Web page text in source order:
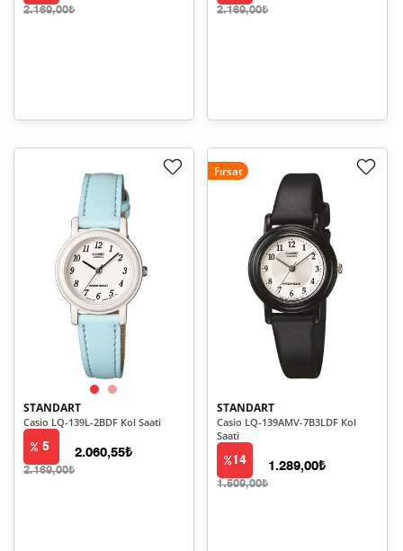
2.169,00₺ 2.169,00₺
STANDART
Casio LQ-139L-2BDF Kol Saati
5
2.169,00₺
2.060,55₺
Fırsat
STANDART
Casio LQ-139AMV-7B3LDF Kol
Saati
14
1.509,00₺
1.289,00₺